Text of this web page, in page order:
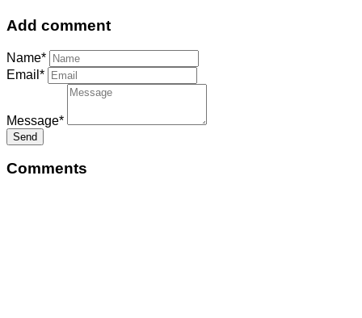
Add comment
Name*
Email*
Message*
Send
Comments